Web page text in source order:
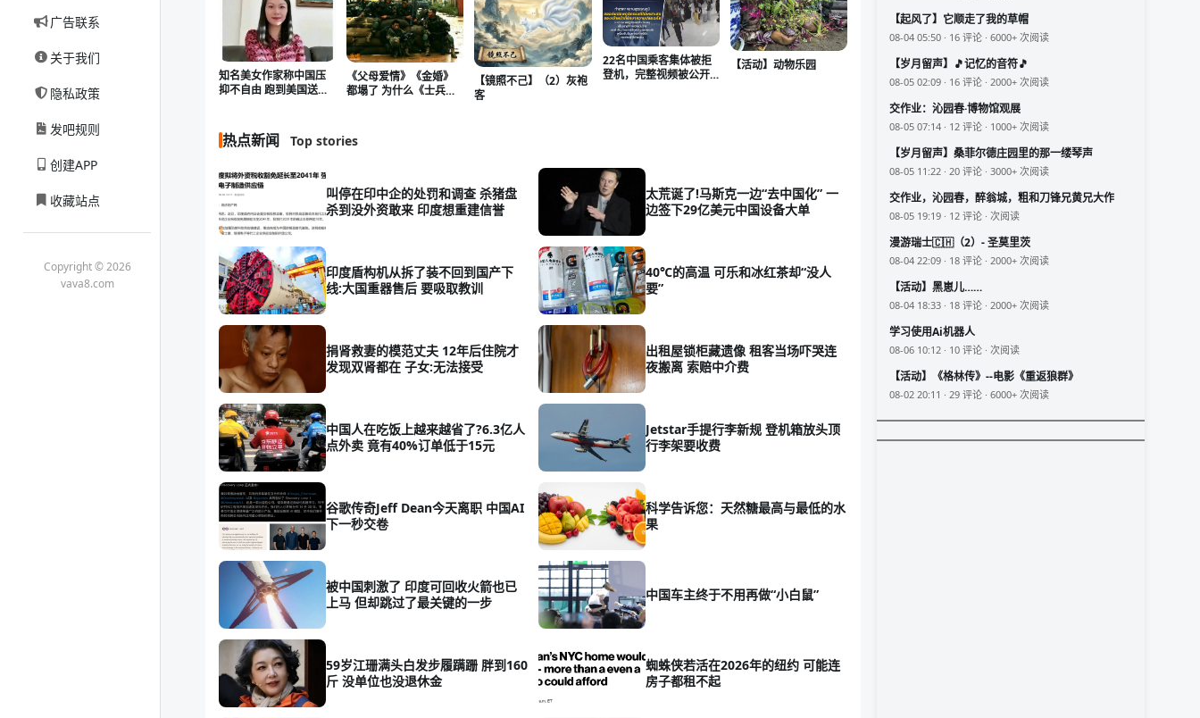
广告联系
关于我们
隐私政策
发吧规则
创建APP
收藏站点
Copyright © 2026
vava8.com
知名美女作家称中国压
抑不自由 跑到美国送外
《父母爱情》《金婚》
都塌了 为什么《士兵突
【镜照不己】（2）灰袍
客
22名中国乘客集体被拒
登机，完整视频被公开
【活动】动物乐园
热点新闻 Top stories
叫停在印中企的处罚和调查 杀猪盘
杀到没外资敢来 印度想重建信誉
太荒诞了!马斯克一边“去中国化” 一
边签下29亿美元中国设备大单
印度盾构机从拆了装不回到国产下
线:大国重器售后 要吸取教训
40℃的高温 可乐和冰红茶却“没人
要”
捐肾救妻的模范丈夫 12年后住院才
发现双肾都在 子女:无法接受
出租屋锁柜藏遗像 租客当场吓哭连
夜搬离 索赔中介费
中国人在吃饭上越来越省了?6.3亿人
点外卖 竟有40%订单低于15元
Jetstar手提行李新规 登机箱放头顶
行李架要收费
谷歌传奇Jeff Dean今天离职 中国AI
下一秒交卷
科学告诉您：天然糖最高与最低的水
果
被中国刺激了 印度可回收火箭也已
上马 但却跳过了最关键的一步
中国车主终于不用再做“小白鼠”
59岁江珊满头白发步履蹒跚 胖到160
斤 没单位也没退休金
蜘蛛侠若活在2026年的纽约 可能连
房子都租不起
【起风了】它顺走了我的草帽
08-04 05:50 · 16 评论 · 6000+ 次阅读
【岁月留声】🎵记忆的音符🎵
08-05 02:09 · 16 评论 · 2000+ 次阅读
交作业：沁园春·博物馆观展
08-05 07:14 · 12 评论 · 1000+ 次阅读
【岁月留声】桑菲尔德庄园里的那一缕琴声
08-05 11:22 · 20 评论 · 3000+ 次阅读
交作业，沁园春，醉翁城，粗和刀锋兄黄兄大作
08-05 19:19 · 12 评论 · 次阅读
漫游瑞士🇨🇭（2）- 圣莫里茨
08-04 22:09 · 18 评论 · 2000+ 次阅读
【活动】黑崽儿……
08-04 18:33 · 18 评论 · 2000+ 次阅读
学习使用Ai机器人
08-06 10:12 · 10 评论 · 次阅读
【活动】《格林传》--电影《重返狼群》
08-02 20:11 · 29 评论 · 6000+ 次阅读